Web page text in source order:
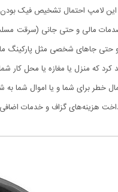
این لامپ احتمال تشخیص فیک
مالی و حتی جانی (سرقت
و حتی جاهای شخصی مثل
کرد که منزل یا مغازه یا محل
خطر برای شما و یا اموال شما
هزینه‌های گزاف و خدمات اضافی